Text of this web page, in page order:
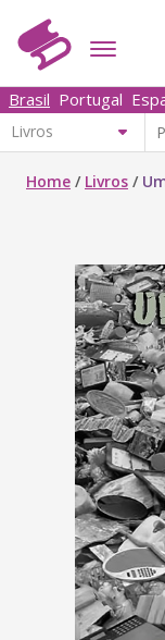
Brasil Portugal
Home / Livros /